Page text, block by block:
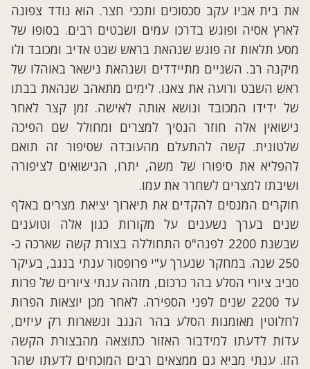
את בית אביו עקב סכסוכים ותככי חצר. הוא נודד צפונה
לארץ אסיה ופוגש בדרכו עמים ושבטים רבים. בסופו של
מסע תלאות זה פוגש שנהאת בראש שבט אדיב ומכובד ולו
מיקנה רב. השניים מתיידדים ושנהאת נישאר באוהלו של
ראש השבט ורועה את צאנו. לימים מתאהב שנהאת בבתו
של ידידו המכובד ונושא אותה לאישה. זמן קצר לאחר
נישואין אלה חוזר הנסיך למצרים ומחולל שם הפיכה
שלטונית. קשה להתעלם מהעובדה שסיפור זה תואם
להפליא את סיפורו של משה, יתרו, הנישואים לציפורה
ושיבתו למצרים לשחרר את עמו.
חוקרים המנסים להקדים את תיארוך יציאת מצרים באלף
שנים בערך נשענים על מקורות כגון אלה וטוענים
שבשנת 2200 לפנה"ס התחוללה בצורת קשה שארכה כ-
250 שנה. במחקר שנערך ע"י פרופסור ענתי בנגב, בעיקר
סביב ציורי הסלע בהר כרכום, מזהה ענתי ציורים של פרות
עד 2200 שנים לפני הספירה. לאחר מכן יוצאות הפרות
לחלוטין מאומנות הסלע בהר הנגב ונשארות רק עיזים,
עדות לדעתו למידבור האזור כתוצאה מהבצורת הקשה
הזו. ענתי מביא גם ממצאים רבים המוכחים לדעתו שהר